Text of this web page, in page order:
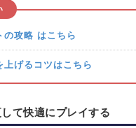
攻略 はこちら
げるコツはこちら
て快適にプレイする